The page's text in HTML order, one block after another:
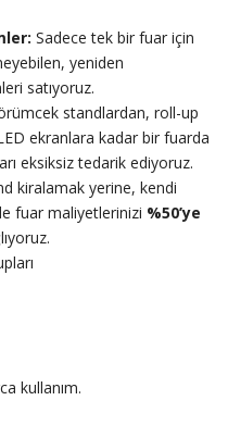
Sadece tek bir fuar için
yeniden
satıyoruz.
standlardan, roll-up
ekranlara kadar bir fuarda
eksiksiz tedarik ediyoruz.
kiralamak yerine, kendi
fuar maliyetlerinizi %50’ye
kullanım.